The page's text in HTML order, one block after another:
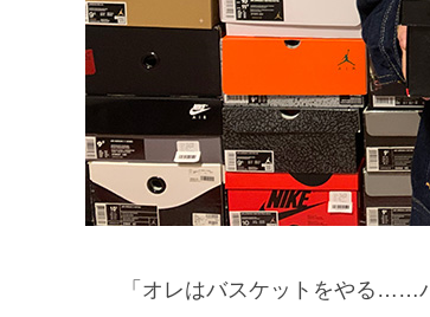
「オレはバスケットをやる……